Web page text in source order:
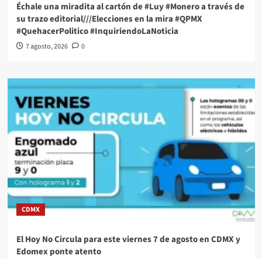
Échale una miradita al cartón de #Luy #Monero a través de
su trazo editorial///Elecciones en la mira #QPMX
#QuehacerPolitico #InquiriendoLaNoticia
7 agosto, 2026 0
CDMX
El Hoy No Circula para este viernes 7 de agosto en CDMX y
Edomex ponte atento